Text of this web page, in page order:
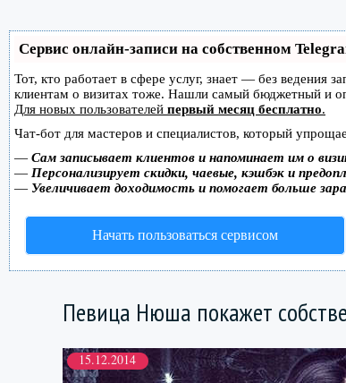
Сервис онлайн-записи на собственном
Тот, кто работает в сфере услуг, знает — без ведения
клиентам о визитах тоже. Нашли самый бюджетный и
Для новых пользователей первый месяц бесплатно.
Чат-бот для мастеров и специалистов, который
— Сам записывает клиентов и напоминает им о
— Персонализирует скидки, чаевые, кэшбэк и
— Увеличивает доходимость и помогает больше
Начать пользоваться сервисом
Певица Нюша покажет
15.12.2014